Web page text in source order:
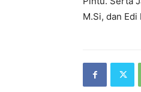
M.Si, dan